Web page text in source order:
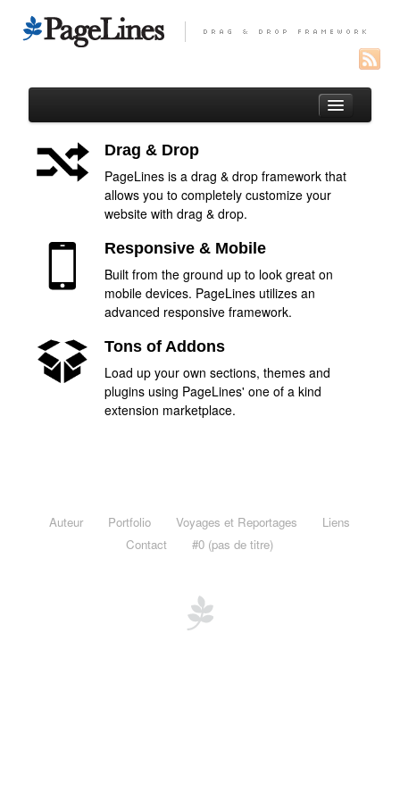
Paysages réunionnais
Oiseaux de l’Océan Indien
Entomofaune de la Réunion
Macros de France
Voyages et Reportages
Mayotte, janvier 2011
Le Burkina Faso en Noir et Blanc, novembre 2010
Drag & Drop
PageLines is a drag & drop framework that
allows you to completely customize your
website with drag & drop.
Responsive & Mobile
Built from the ground up to look great on
mobile devices. PageLines utilizes an
advanced responsive framework.
Tons of Addons
Load up your own sections, themes and
plugins using PageLines' one of a kind
extension marketplace.
Auteur Portfolio Voyages et Reportages
Liens
Contact
#0 (pas de titre)